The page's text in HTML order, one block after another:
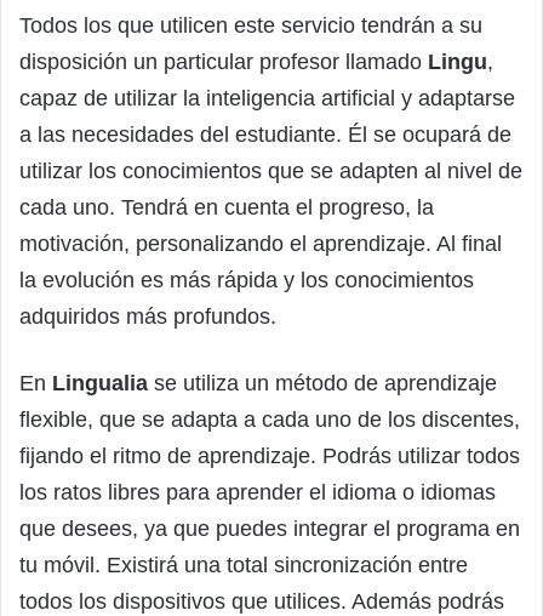
Todos los que utilicen este servicio tendrán a su
disposición un particular profesor llamado Lingu,
capaz de utilizar la inteligencia artificial y adaptarse
a las necesidades del estudiante. Él se ocupará de
utilizar los conocimientos que se adapten al nivel de
cada uno. Tendrá en cuenta el progreso, la
motivación, personalizando el aprendizaje. Al final
la evolución es más rápida y los conocimientos
adquiridos más profundos.
En Lingualia se utiliza un método de aprendizaje
flexible, que se adapta a cada uno de los discentes,
fijando el ritmo de aprendizaje. Podrás utilizar todos
los ratos libres para aprender el idioma o idiomas
que desees, ya que puedes integrar el programa en
tu móvil. Existirá una total sincronización entre
todos los dispositivos que utilices. Además podrás